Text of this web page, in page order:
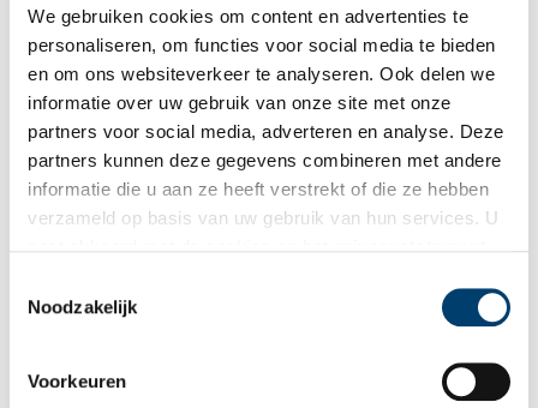
We gebruiken cookies om content en advertenties te
personaliseren, om functies voor social media te bieden
en om ons websiteverkeer te analyseren. Ook delen we
informatie over uw gebruik van onze site met onze
partners voor social media, adverteren en analyse. Deze
partners kunnen deze gegevens combineren met andere
informatie die u aan ze heeft verstrekt of die ze hebben
verzameld op basis van uw gebruik van hun services. U
Noodzakelijk
Voorkeuren
Landgoed Duin en Kruidberg
Het landgoed Duin en Kruidberg, dat beheerd wordt door
Natuurmonumenten, kent een geschiedenis van splitsing en
hofsteden Duin en Berg en De Kruidberg.